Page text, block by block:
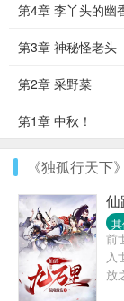
第4章 李丫头的幽
第3章 神秘怪老头
第2章 采野菜
第1章 中秋！
《独孤行天下
仙
前
入
放